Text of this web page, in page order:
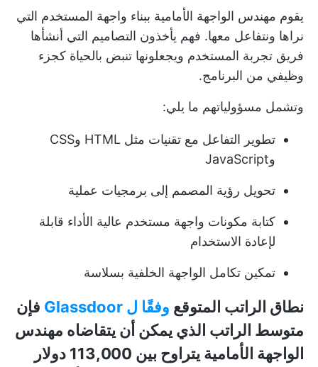
يقوم مهندس الواجهة الأمامية ببناء واجهة المستخدم التي
نراها ونتفاعل معها. فهم يأخذون التصاميم التي أنشأها
فريق تجربة المستخدم ويجعلونها تنبض بالحياة كجزء
وظيفي من البرنامج.
وتشمل مسؤولياتهم ما يلي:
تطوير التفاعل مع تقنيات مثل HTML وCSS
وJavaScript
تحويل رؤية المصمم إلى برمجيات عملية
كتابة مكونات واجهة مستخدم عالية الأداء قابلة
لإعادة الاستخدام
تمكين تكامل الواجهة الخلفية بسلاسة
نطاق الراتب المتوقع وفقًا ل Glassdoor
فإن
متوسط الراتب الذي يمكن أن يتقاضاه مهندس
الواجهة الأمامية يتراوح بين 113,000 دولار